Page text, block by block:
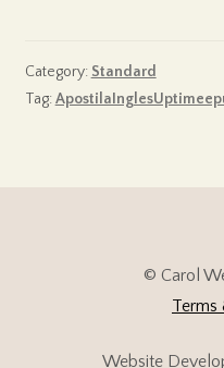
Category: Standard
Tag:
© Carol
Terms
Website